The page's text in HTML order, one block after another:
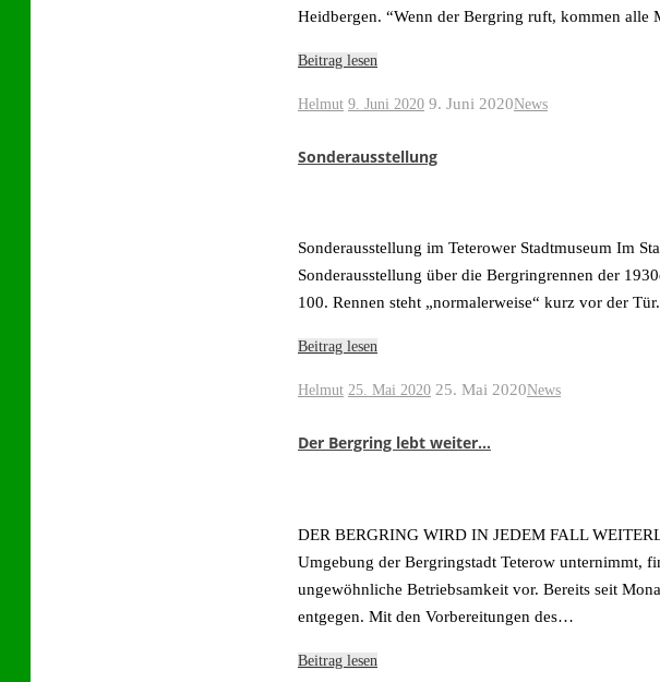
Heidbergen. “Wenn der Bergring ruft, kommen alle
Beitrag lesen
Helmut 9. Juni 2020 9. Juni 2020News
Sonderausstellung
Sonderausstellung im Teterower Stadtmuseum Im
Sonderausstellung über die Bergringrennen der
100. Rennen steht „normalerweise“ kurz vor der
Beitrag lesen
Helmut 25. Mai 2020 25. Mai 2020News
Der Bergring lebt weiter…
DER BERGRING WIRD IN JEDEM FALL
Umgebung der Bergringstadt Teterow unternimmt,
ungewöhnliche Betriebsamkeit vor. Bereits seit
entgegen. Mit den Vorbereitungen des…
Beitrag lesen